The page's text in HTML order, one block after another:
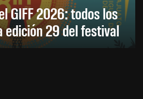
GIFF 2026: todos los
edición 29 del festival